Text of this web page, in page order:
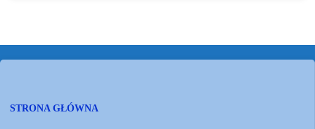
STRONA GŁÓWNA